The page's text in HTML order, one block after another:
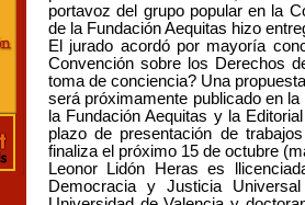
portavoz del grupo popular en la
de la Fundación Aequitas hizo
El jurado acordó por mayoría
Convención sobre los Derechos
toma de conciencia? Una
será próximamente publicado en
la Fundación Aequitas y la
plazo de presentación de
finaliza el próximo 15 de octubre
Leonor Lidón Heras es
Democracia y Justicia